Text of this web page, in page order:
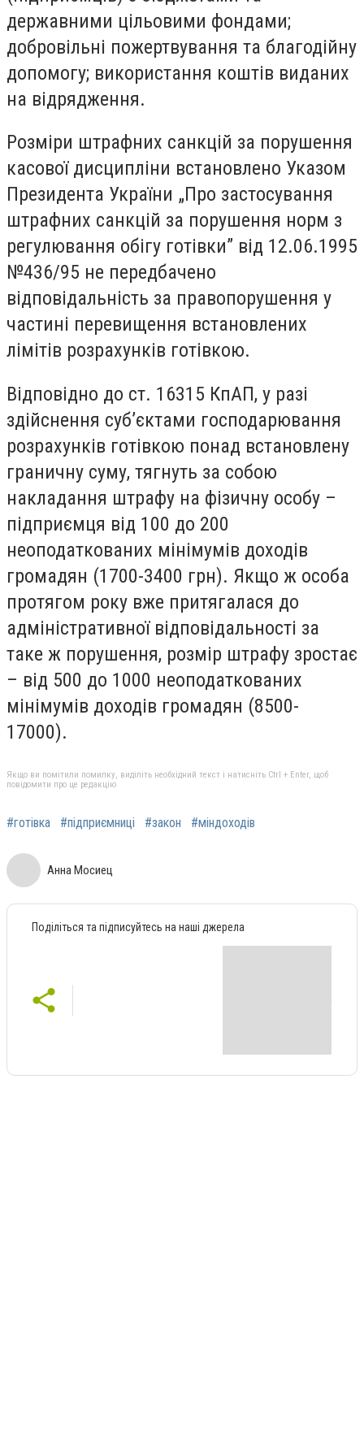
державними цільовими фондами;
добровільні пожертвування та благодійну
допомогу; використання коштів виданих
на відрядження.
Розміри штрафних санкцій за порушення
касової дисципліни встановлено Указом
Президента України „Про застосування
штрафних санкцій за порушення норм з
регулювання обігу готівки” від 12.06.1995
№436/95 не передбачено
відповідальність за правопорушення у
частині перевищення встановлених
лімітів розрахунків готівкою.
Відповідно до ст. 16315 КпАП, у разі
здійснення суб’єктами господарювання
розрахунків готівкою понад встановлену
граничну суму, тягнуть за собою
накладання штрафу на фізичну особу –
підприємця від 100 до 200
неоподаткованих мінімумів доходів
громадян (1700-3400 грн). Якщо ж особа
протягом року вже притягалася до
адміністративної відповідальності за
таке ж порушення, розмір штрафу зростає
– від 500 до 1000 неоподаткованих
мінімумів доходів громадян (8500-
17000).
Якщо ви помітили помилку, виділіть необхідний текст і натисніть Ctrl + Enter, щоб
повідомити про це редакцію
#готівка #підприємниці #закон #міндоходів
Анна Мосиец
Поділіться та підписуйтесь на наші джерела